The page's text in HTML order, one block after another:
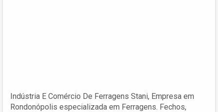
Indústria E Comércio De Ferragens Stani, Empresa em
Rondonópolis especializada em Ferragens. Fechos,